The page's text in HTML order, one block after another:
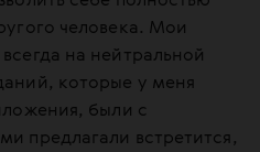
человека. Мои
на нейтральной
которые у меня
были с
предлагали встретится,